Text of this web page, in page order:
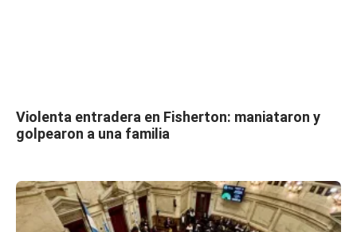
Violenta entradera en Fisherton: maniataron y
golpearon a una familia